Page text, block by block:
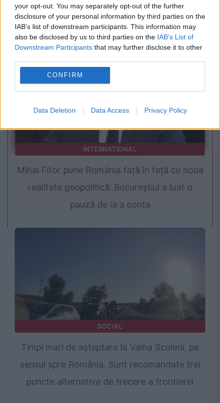
your opt-out. You may separately opt-out of the further
disclosure of your personal information by third parties on the
IAB’s list of downstream participants. This information may
also be disclosed by us to third parties on the IAB’s List of
Downstream Participants that may further disclose it to other
CONFIRM
Data Deletion Data Access Privacy Policy
Extinderea UE intră într-o nouă etapă. Ce ne
așteaptă în viitorul apropiat
INTERNATIONAL
Mihai Fifor pune România față în față cu noua
realitate geopolitică: Bucureștiul a luat o
pauză de la a conta
SOCIAL
Timpi mari de așteptare la Vama Sculeni, pe
sensul spre România. Sunt recomandate trei
puncte alternative de trecere a frontierei